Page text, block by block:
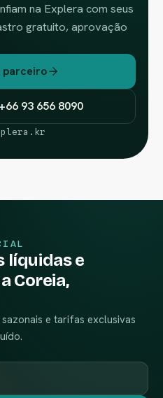
na Explera com seus
gratuito, aprovação
parceiro
93 656 8090
líquidas e
Coreia,
e tarifas exclusivas